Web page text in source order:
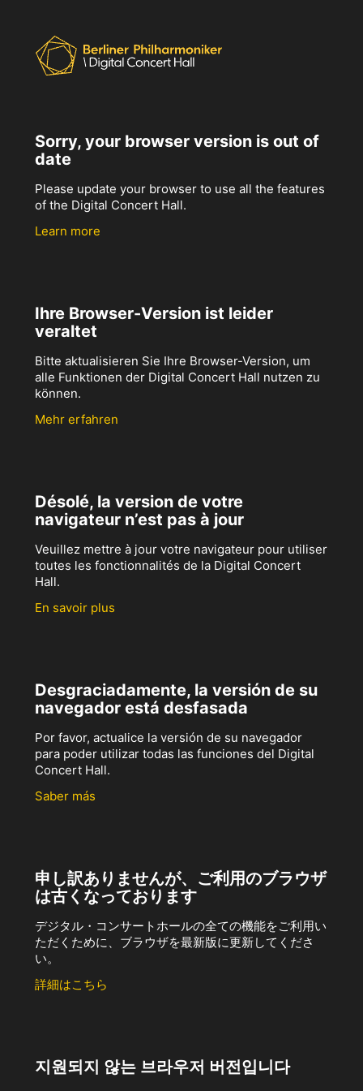
Sorry, your browser version is out of
date
Please update your browser to use all the features
of the Digital Concert Hall.
Learn more
Ihre Browser-Version ist leider
veraltet
Bitte aktualisieren Sie Ihre Browser-Version, um
alle Funktionen der Digital Concert Hall nutzen zu
können.
Mehr erfahren
Désolé, la version de votre
navigateur n’est pas à jour
Veuillez mettre à jour votre navigateur pour utiliser
toutes les fonctionnalités de la Digital Concert
Hall.
En savoir plus
Desgraciadamente, la versión de su
navegador está desfasada
Por favor, actualice la versión de su navegador
para poder utilizar todas las funciones del Digital
Concert Hall.
Saber más
申し訳ありませんが、ご利用のブラウザ
は古くなっております
デジタル・コンサートホールの全ての機能をご利用い
ただくために、ブラウザを最新版に更新してくださ
い。
詳細はこちら
지원되지 않는 브라우저 버전입니다